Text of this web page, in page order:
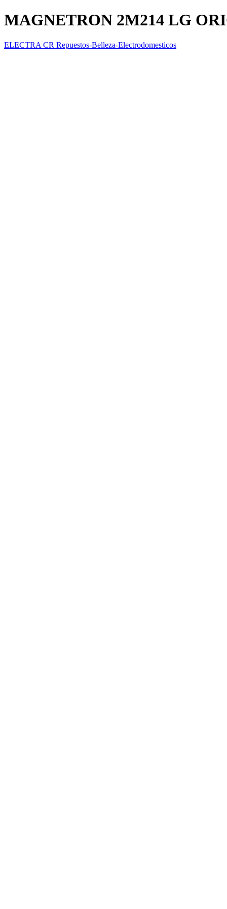
MAGNETRON 2M214 LG
ELECTRA CR Repuestos-Belleza-Electrodomesticos